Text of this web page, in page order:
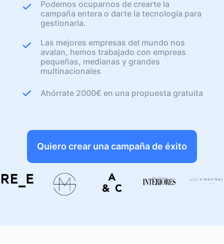
Podemos ocuparnos de crearte la
campaña entera o darte la tecnología para
gestionarla.
Las mejores empresas del mundo nos
avalan, hemos trabajado con empreas
pequeñas, medianas y grandes
multinacionales
Ahórrate 2000€ en una propuesta gratuita
Quiero crear una campaña de éxito